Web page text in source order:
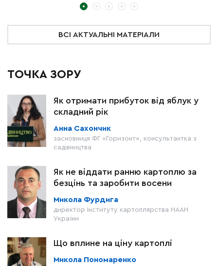
ВСІ АКТУАЛЬНІ МАТЕРІАЛИ
ТОЧКА ЗОРУ
Як отримати прибуток від яблук у
складний рік
Анна Сахончик
засновниця ФГ «Горизонт», консультантка з
садівництва
Як не віддати ранню картоплю за
безцінь та заробити восени
Микола Фурдига
директор Інституту картоплярства НААН
України
Що вплине на ціну картоплі
Микола Пономаренко